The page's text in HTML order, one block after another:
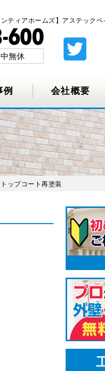
ィアホームズ】アステックペ
無休
例 会社概要
ップコート再塗装